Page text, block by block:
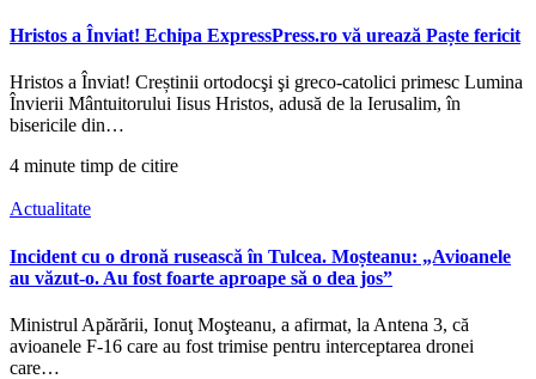
Hristos a Înviat! Echipa ExpressPress.ro vă urează Paște fericit
Hristos a Înviat! Creștinii ortodocşi şi greco-catolici primesc Lumina
Învierii Mântuitorului Iisus Hristos, adusă de la Ierusalim, în
bisericile din…
4 minute timp de citire
Actualitate
Incident cu o dronă rusească în Tulcea. Moșteanu: „Avioanele
au văzut-o. Au fost foarte aproape să o dea jos”
Ministrul Apărării, Ionuţ Moşteanu, a afirmat, la Antena 3, că
avioanele F-16 care au fost trimise pentru interceptarea dronei
care…